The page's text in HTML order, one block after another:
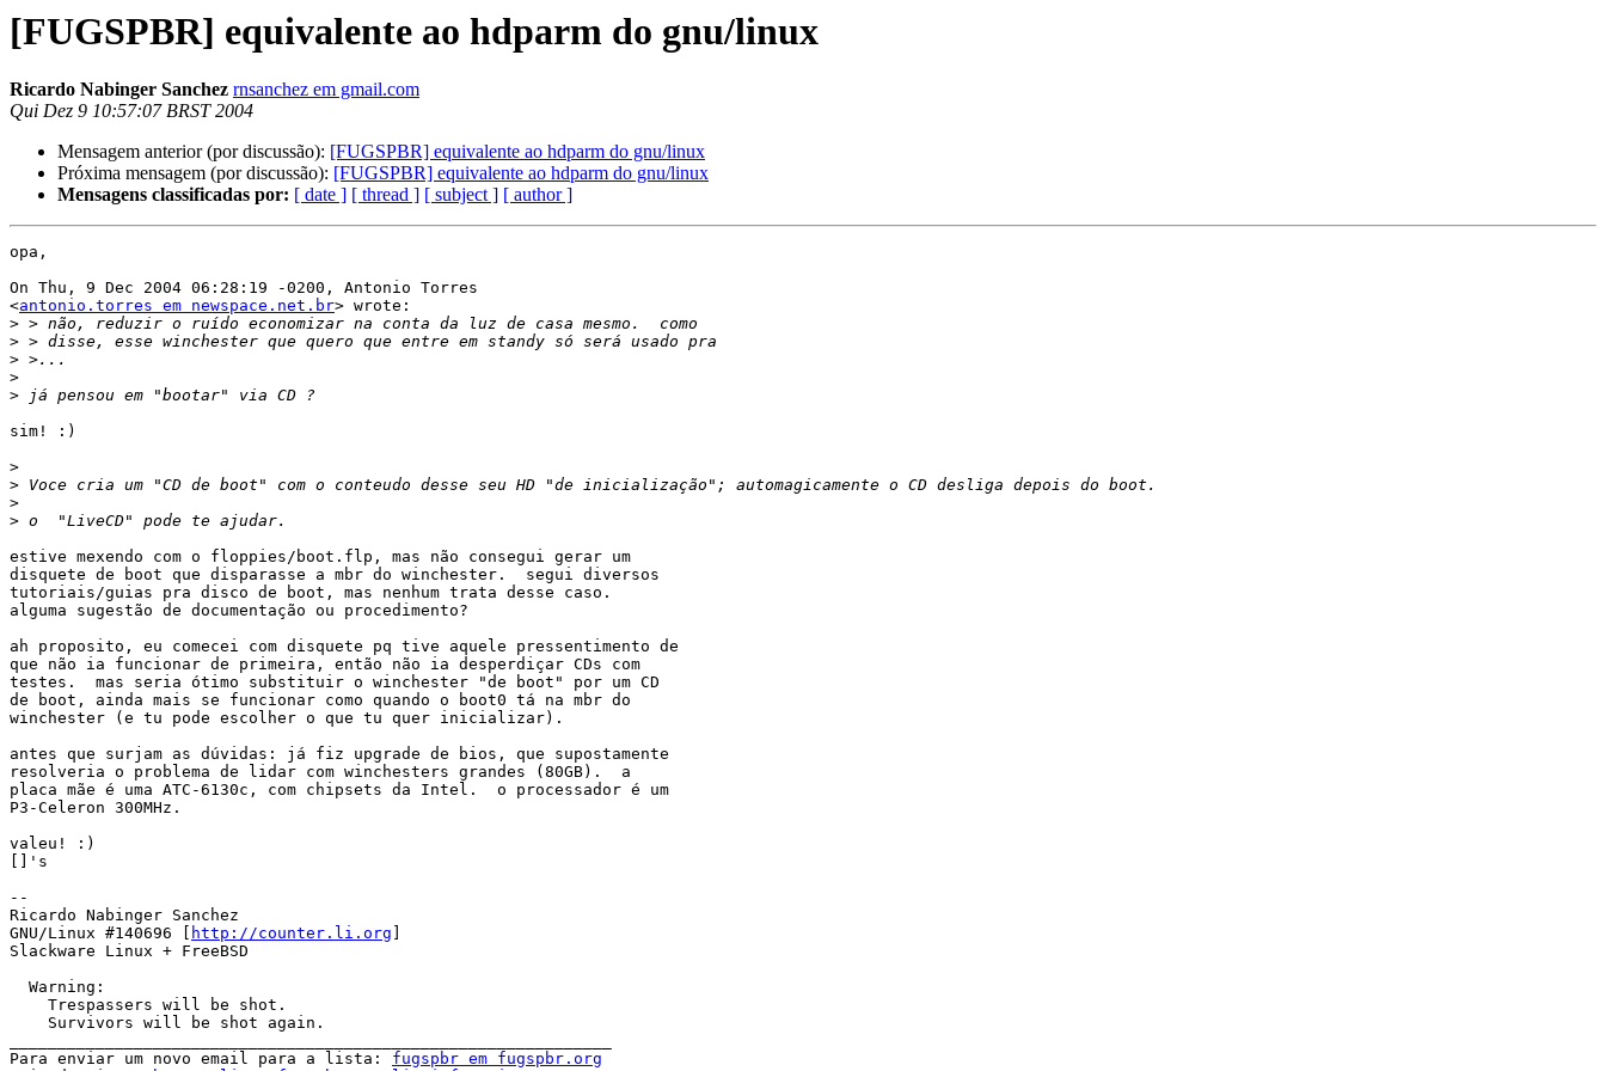
[FUGSPBR] equivalente ao hdparm do gnu/linux
Ricardo Nabinger Sanchez rnsanchez em gmail.com
Qui Dez 9 10:57:07 BRST 2004
Mensagem anterior (por discussão): [FUGSPBR] equivalente ao hdparm do gnu/linux
Próxima mensagem (por discussão): [FUGSPBR] equivalente ao hdparm do gnu/linux
Mensagens classificadas por: [ date ] [ thread ] [ subject ] [ author ]
opa,
On Thu, 9 Dec 2004 06:28:19 -0200, Antonio Torres
<antonio.torres em newspace.net.br> wrote:
>
>
>
>
>
sim! :)
>
>
>
>
estive mexendo com o floppies/boot.flp, mas não consegui gerar um
disquete de boot que disparasse a mbr do winchester.  segui diversos
tutoriais/guias pra disco de boot, mas nenhum trata desse caso.
alguma sugestão de documentação ou procedimento?
ah proposito, eu comecei com disquete pq tive aquele pressentimento de
que não ia funcionar de primeira, então não ia desperdiçar CDs com
testes.  mas seria ótimo substituir o winchester "de boot" por um CD
de boot, ainda mais se funcionar como quando o boot0 tá na mbr do
winchester (e tu pode escolher o que tu quer inicializar).
antes que surjam as dúvidas: já fiz upgrade de bios, que supostamente
resolveria o problema de lidar com winchesters grandes (80GB).  a
placa mãe é uma ATC-6130c, com chipsets da Intel.  o processador é um
P3-Celeron 300MHz.
valeu! :)
[]'s
--
Ricardo Nabinger Sanchez
GNU/Linux #140696 [
http://counter.li.org
Slackware Linux + FreeBSD
Para enviar um novo email para a lista: fugspbr em fugspbr.org